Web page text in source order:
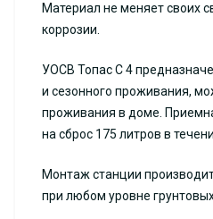
Материал не меняет своих
коррозии.
УОСВ Топас С 4
и сезонного проживания,
проживания в доме.
на сброс 175 литров в
Монтаж станции
при любом уровне